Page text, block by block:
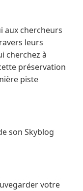
aux chercheurs
leurs
cherchez à
préservation
piste
son Skyblog
votre